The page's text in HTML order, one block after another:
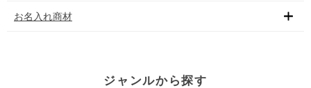
お名入れ商材
ジャンルから探す